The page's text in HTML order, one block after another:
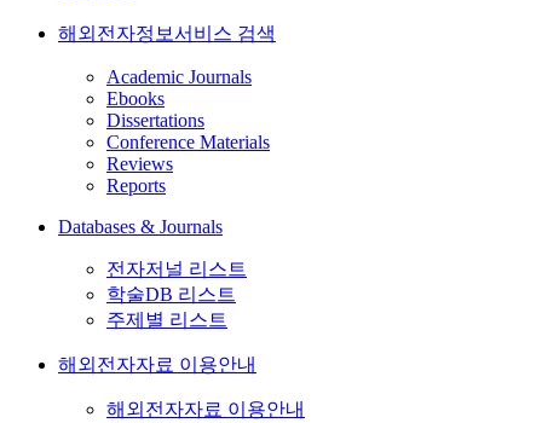
해외전자정보서비스 검색
Academic Journals
Ebooks
Dissertations
Conference Materials
Reviews
Reports
Databases & Journals
전자저널 리스트
학술DB 리스트
주제별 리스트
해외전자자료 이용안내
해외전자자료 이용안내